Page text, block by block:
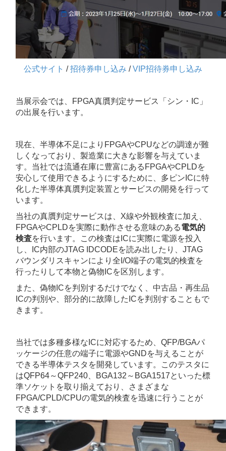
公式サイト / 招待券申し込み / VIP招待券申し込み
当展示会では、FPGA真贋判定サービス「シン・IC」
の出展を行います。
現在、半導体不足によりFPGAやCPUなどの調達が難
しくなっており、製造業に大きな影響を与えていま
す。当社では流通在庫に豊富にあるFPGAやCPLDを
安心して使用できるようにするために、多ピンICに特
化した半導体真贋判定装置とサービスの開発を行って
います。
当社の真贋判定サービスは、X線や外観検査に加え、
FPGAやCPLDを実際に動作させる意味のある電気的
検査を行います。この検査は ICに実際に電源を投入
し、IC内部のJTAG IDCODEを読み出したり、JTAG
バウンダリスキャンにより全I/O端子の電気的検査を
行ったりして本物と偽物ICを区別します。
また、偽物ICを判別するだけでなく、中古品・再生品
ICの判別や、部分的に故障したICを判別することもで
きます。
当社では多種多様なICに対応するため、QFP/BGAパ
ッケージの任意の端子に電源やGNDを与えることが
できる半導体テスタを開発しています。このテスタに
はQFP64～QFP240、BGA132～BGA1517といった標
準ソケットを取り揃えており、
さまざまな
FPGA/CPLD/CPUの電気的検査を迅速に行うことが
できます。